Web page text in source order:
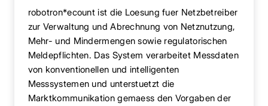
robotron*ecount ist die Loesung fuer Netzbetreiber
zur Verwaltung und Abrechnung von Netznutzung,
Mehr- und Mindermengen sowie regulatorischen
Meldepflichten. Das System verarbeitet Messdaten
von konventionellen und intelligenten
Messsystemen und unterstuetzt die
Marktkommunikation gemaess den Vorgaben der